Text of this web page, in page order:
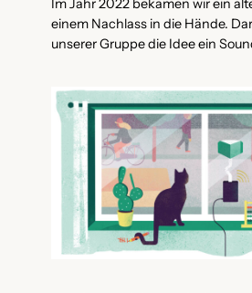
Im Jahr 2022 bekamen wir ein
einem Nachlass in die Hände.
unserer Gruppe die Idee ein